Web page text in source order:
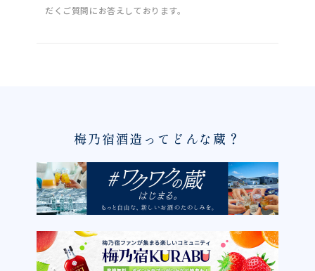
だくご質問にお答えしております。
梅乃宿酒造ってどんな蔵？